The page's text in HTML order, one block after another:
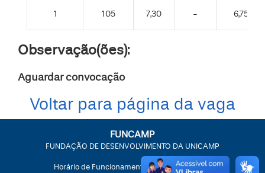
1 105 7,30 - 6,75
Observação(ões):
Aguardar convocação
Voltar para página da vaga
FUNCAMP
FUNDAÇÃO DE DESENVOLVIMENTO DA UNICAMP
Horário de Funcionamento: 08:30h às 17:30h